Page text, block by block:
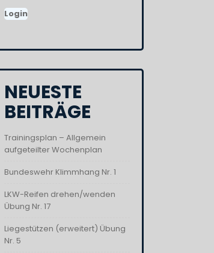
Login
NEUESTE
BEITRÄGE
Trainingsplan – Allgemein
aufgeteilter Wochenplan
Bundeswehr Klimmhang Nr. 1
LKW-Reifen drehen/wenden
Übung Nr. 17
Liegestützen (erweitert) Übung
Nr. 5